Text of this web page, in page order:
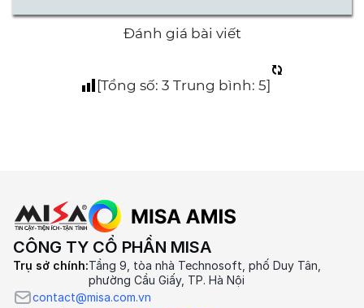
Đánh giá bài viết
[Tổng số: 3 Trung bình: 5]
CÔNG TY CỔ PHẦN MISA
Trụ sở chính:Tầng 9, tòa nhà Technosoft, phố Duy Tân,
phường Cầu Giấy, TP. Hà Nội
contact@misa.com.vn